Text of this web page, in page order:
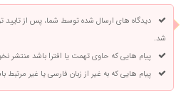
دیدگاه های ارسال شده توسط شما، پس از
شد.
پیام هایی که حاوی تهمت یا افترا باشد منتشر
پیام هایی که به غیر از زبان فارسی یا غیر